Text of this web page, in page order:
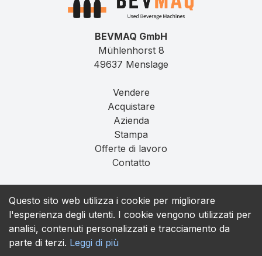
Questo sito web utilizza i cookie per migliorare
l'esperienza degli utenti. I cookie vengono utilizzati per
analisi, contenuti personalizzati e tracciamento da
parte di terzi. Leggi di più
BEVMAQ GmbH
Mühlenhorst 8
49637 Menslage
Vendere
Acquistare
Azienda
Stampa
Offerte di lavoro
Contatto
Privacy
T&C
contact@bevmaq.com